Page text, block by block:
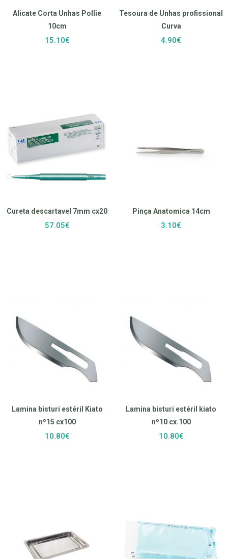
Alicate Corta Unhas Pollie
10cm
15.10€
Tesoura de Unhas profissional
Curva
4.90€
Cureta descartavel 7mm cx20
57.05€
Pinça Anatomica 14cm
3.10€
Lamina bisturi estéril Kiato
nº15 cx100
10.80€
Lamina bisturi estéril kiato
nº10 cx.100
10.80€